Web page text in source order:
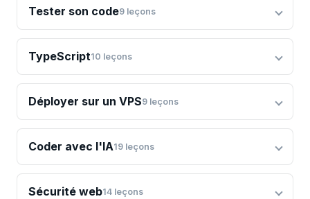
Tester son code9 leçons
TypeScript10 leçons
Déployer sur un VPS9 leçons
Coder avec l'IA19 leçons
Sécurité web14 leçons